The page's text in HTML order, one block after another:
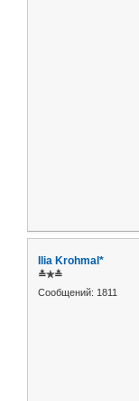
Ilia Krohmal*
≛✯≛
Сообщений: 1811